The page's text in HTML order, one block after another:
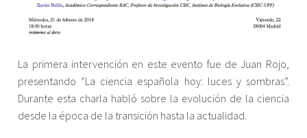
hacer?”"
La primera intervención en este evento fue de Juan Rojo,
presentando ”La ciencia española hoy: luces y sombras”.
Durante esta charla habló sobre la evolución de la ciencia
desde la época de la transición hasta la actualidad.